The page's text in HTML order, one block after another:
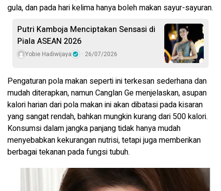
gula, dan pada hari kelima hanya boleh makan sayur-sayuran.
Putri Kamboja Menciptakan Sensasi di
Piala ASEAN 2026
Yobie Hadiwijaya 26/07/2026
Pengaturan pola makan seperti ini terkesan sederhana dan
mudah diterapkan, namun Canglan Ge menjelaskan, asupan
kalori harian dari pola makan ini akan dibatasi pada kisaran
yang sangat rendah, bahkan mungkin kurang dari 500 kalori.
Konsumsi dalam jangka panjang tidak hanya mudah
menyebabkan kekurangan nutrisi, tetapi juga memberikan
berbagai tekanan pada fungsi tubuh.